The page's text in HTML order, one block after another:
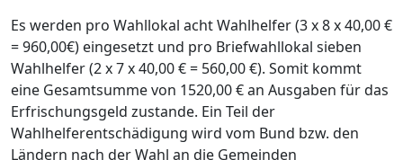
Es werden pro Wahllokal acht Wahlhelfer (3 x 8 x 40,00 €
= 960,00€) eingesetzt und pro Briefwahllokal sieben
Wahlhelfer (2 x 7 x 40,00 € = 560,00 €). Somit kommt
eine Gesamtsumme von 1520,00 € an Ausgaben für das
Erfrischungsgeld zustande. Ein Teil der
Wahlhelferentschädigung wird vom Bund bzw. den
Ländern nach der Wahl an die Gemeinden